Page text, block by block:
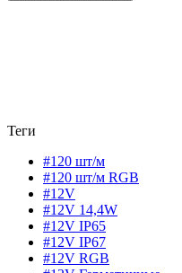
Теги
#120 шт/м
#120 шт/м RGB
#12V
#12V 14,4W
#12V IP65
#12V IP67
#12V RGB